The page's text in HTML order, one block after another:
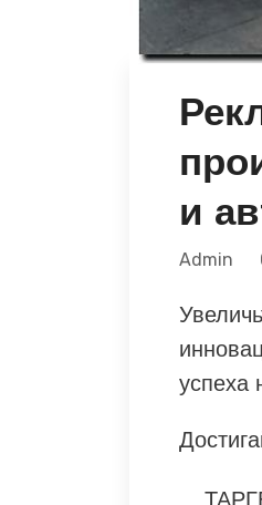
и
Admin
успеха